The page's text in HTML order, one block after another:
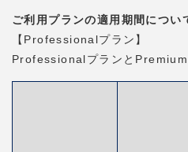
ご利用プランの適用期間につい
【Professionalプラン】
ProfessionalプランとPremium